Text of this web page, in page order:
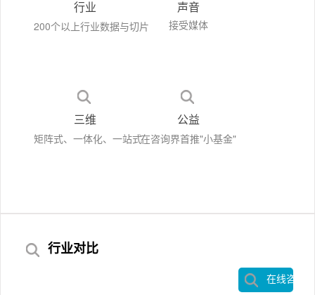
行业
200个以上行业数据与切片
声音
接受媒体
三维
矩阵式、一体化、一站式
公益
在咨询界首推"小基金"
行业对比
在线咨询